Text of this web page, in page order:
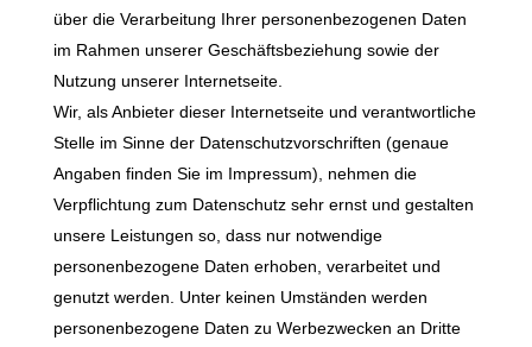
über die Verarbeitung Ihrer personenbezogenen Daten
im Rahmen unserer Geschäftsbeziehung sowie der
Nutzung unserer Internetseite.
Wir, als Anbieter dieser Internetseite und verantwortliche
Stelle im Sinne der Datenschutzvorschriften (genaue
Angaben finden Sie im Impressum), nehmen die
Verpflichtung zum Datenschutz sehr ernst und gestalten
unsere Leistungen so, dass nur notwendige
personenbezogene Daten erhoben, verarbeitet und
genutzt werden. Unter keinen Umständen werden
personenbezogene Daten zu Werbezwecken an Dritte